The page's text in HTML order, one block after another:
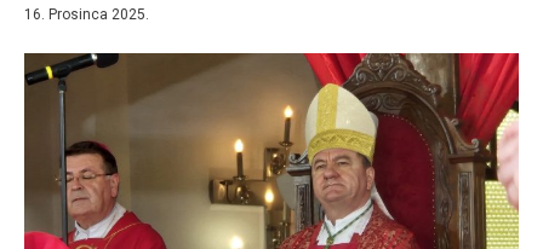
16. Prosinca 2025.